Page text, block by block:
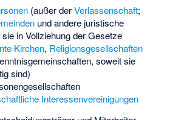
(außer derVerlassenschaft;
und andere juristische
in Vollziehung der Gesetze
Kirchen, Religionsgesellschaften
, soweit sie
sind)
Interessenvereinigungen